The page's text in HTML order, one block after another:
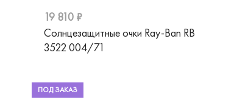
19 810 ₽
Солнцезащитные очки Ray-Ban RB
3522 004/71
ПОД ЗАКАЗ